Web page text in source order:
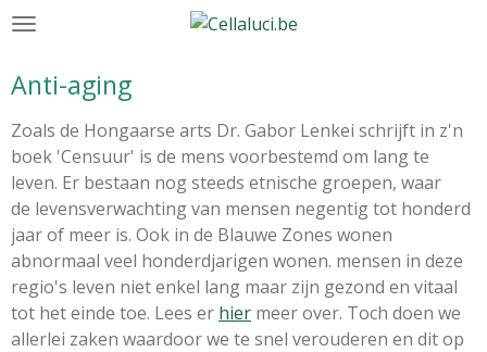
Ga
naar
de
hoofdinhoud
Anti-aging
Zoals de Hongaarse arts Dr. Gabor Lenkei schrijft in z'n
boek 'Censuur' is de mens voorbestemd om lang te
leven. Er bestaan nog steeds etnische groepen, waar
de levensverwachting van mensen negentig tot honderd
jaar of meer is. Ook in de Blauwe Zones wonen
abnormaal veel honderdjarigen wonen. mensen in deze
regio's leven niet enkel lang maar zijn gezond en vitaal
tot het einde toe. Lees er hier meer over. Toch doen we
allerlei zaken waardoor we te snel verouderen en dit op